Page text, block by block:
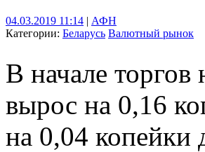
04.03.2019 11:14 | АФН
Категории: Беларусь Валютный рынок
В начале
вырос на 0,16
на 0,04 копейки